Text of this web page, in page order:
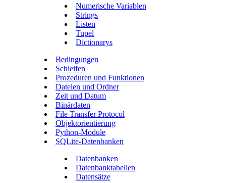
Numerische Variablen
Strings
Listen
Tupel
Dictionarys
Bedingungen
Schleifen
Prozeduren und Funktionen
Dateien und Ordner
Zeit und Datum
Binärdaten
File Transfer Protocol
Objektorientierung
Python-Module
SQLite-Datenbanken
Datenbanken
Datenbanktabellen
Datensätze